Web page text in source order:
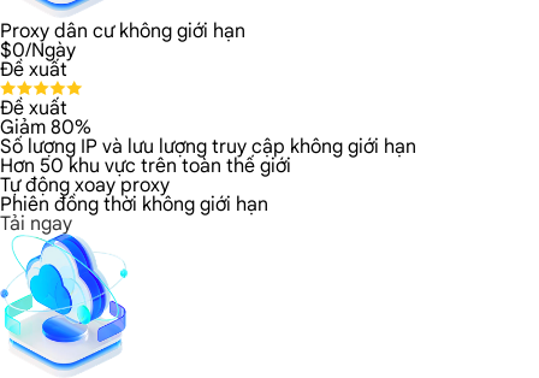
Proxy dân cư không giới hạn
$0/Ngày
Đề xuất
Đề xuất
Giảm 80%
Số lượng IP và lưu lượng truy cập không giới hạn
Hơn 50 khu vực trên toàn thế giới
Tự động xoay proxy
Phiên đồng thời không giới hạn
Tải ngay